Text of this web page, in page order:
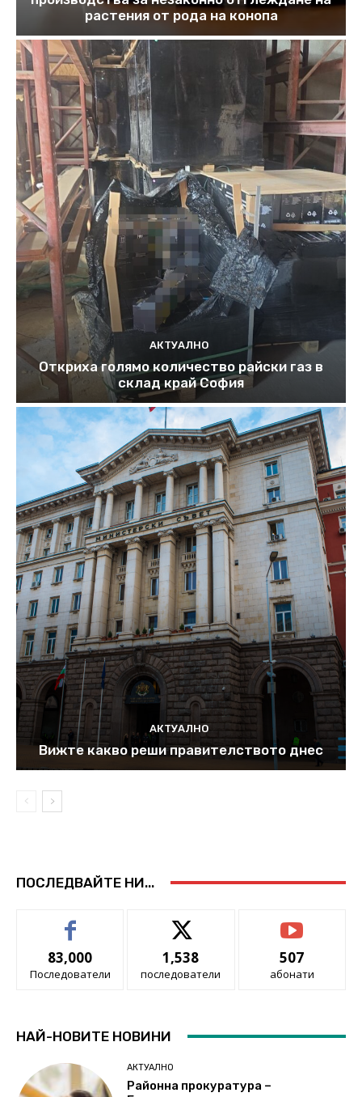
растения от рода на конопа
АКТУАЛНО
Откриха голямо количество райски газ в
склад край София
АКТУАЛНО
Вижте какво реши правителството днес
ПОСЛЕДВАЙТЕ НИ...
83,000
Последователи
1,538
последователи
507
абонати
НАЙ-НОВИТЕ НОВИНИ
АКТУАЛНО
Районна прокуратура –